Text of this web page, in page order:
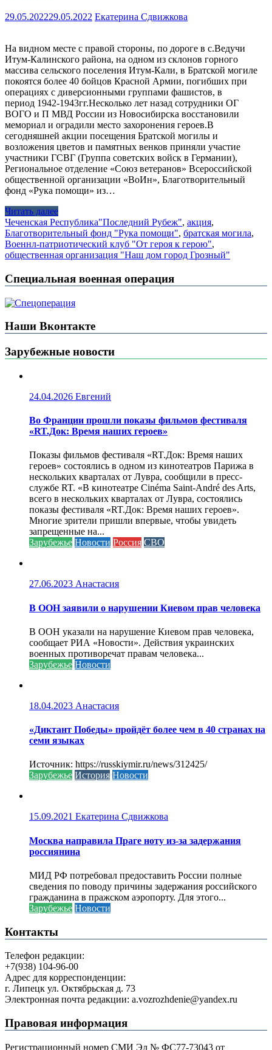
29.05.202229.05.2022 Екатерина Сдвижкова
На видном месте с правой стороны, по дороге в с.Ведучи
Итум-Калинского района, на одном из склонов горного
массива сельского поселения Итум-Кали, в Братской могиле
покоятся более 40 бойцов Красной Армии, погибших при
операциях с диверсионными группами фашистов, в
период 1942-1943гг.Несколько лет назад сотрудники ОГ
ВОГО и П МВД России из Новосибирска восстановили
мемориал и оградили место захоронения героев.В
сегодняшней акции посещения Братской могилы и
возложения цветов и памятных венков приняли участие
участники ГСВГ (Группа советских войск в Германии),
Региональное отделение «Союз ветеранов» Всероссийской
общественной организации «ВоИн», Благотворительный
фонд «Рука помощи» из…
Читать далее
Чеченская Республика"Последний Рубеж", акция,
Благотворительный фонд "Рука помощи", братская могила,
Военнл-патриотический клуб "От героя к герою",
общественная организация "Наш дом город Грозный"
Специальная военная операция
Наши Вконтакте
Зарубежные новости
24.04.2026 Евгений
Во Франции прошли показы фильмов фестиваля
«RT.Док: Время наших героев»
Показы фильмов фестиваля «RT.Док: Время наших
героев» состоялись в одном из кинотеатров Парижа в
нескольких кварталах от Лувра, сообщили в пресс-
службе RT. «В кинотеатре Cinéma Saint-André des Arts,
всего в нескольких кварталах от Лувра, состоялись
показы фестиваля «RT.Док: Время наших героев».
Многие зрители пришли впервые, чтобы увидеть
запрещенные на...
Зарубежье Новости Россия СВО
27.06.2023 Анастасия
В ООН заявили о нарушении Киевом прав человека
В ООН указали на нарушение Киевом прав человека,
сообщает РИА «Новости». Действия украинских
военных противоречат правам человека...
Зарубежье Новости
18.04.2023 Анастасия
«Диктант Победы» пройдёт более чем в 40 странах на
семи языках
Источник: https://russkiymir.ru/news/312425/
Зарубежье История Новости
15.09.2021 Екатерина Сдвижкова
Москва направила Праге ноту из-за задержания
россиянина
МИД РФ потребовал предоставить России полные
сведения по поводу причины задержания российского
гражданина в пражском аэропорту. Для этого...
Зарубежье Новости
Контакты
Телефон редакции:
+7(938) 104-96-00
Адрес для корреспонденции:
г. Липецк ул. Октябрьская д. 73
Электронная почта редакции: a.vozrozhdenie@yandex.ru
Правовая информация
Регистрационный номер СМИ Эл № ФС77-73043 от